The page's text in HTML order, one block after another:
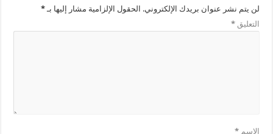
لن يتم نشر عنوان بريدك الإلكتروني. الحقول الإلزامية مشار إليها بـ*
التعليق*
الاسم*